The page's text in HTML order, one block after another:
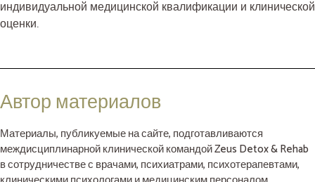
индивидуальной медицинской квалификации и клинической
оценки.
Автор материалов
Материалы, публикуемые на сайте, подготавливаются
междисциплинарной клинической командой Zeus Detox & Rehab
в сотрудничестве с врачами, психиатрами, психотерапевтами,